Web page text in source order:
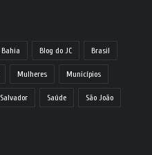
Bahia Blog do JC Brasil
Mulheres Municípios
Salvador Saúde São João